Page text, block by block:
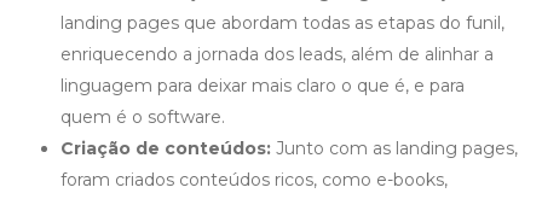
landing pages que abordam todas as etapas do funil,
enriquecendo a jornada dos leads, além de alinhar a
linguagem para deixar mais claro o que é, e para
quem é o software.
Criação de conteúdos: Junto com as landing pages,
foram criados conteúdos ricos, como e-books,